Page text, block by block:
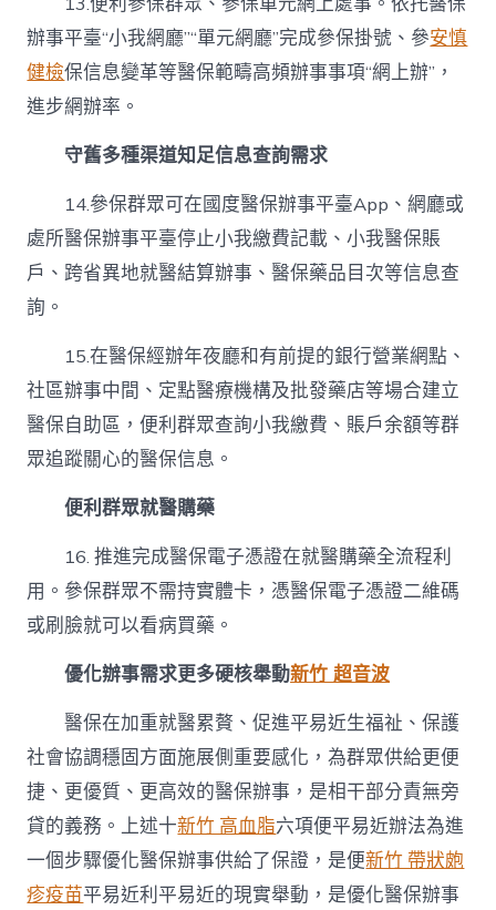
辦事平臺“小我網廳”“單元網廳”完成參保掛號、參安慎
健檢保信息變革等醫保範疇高頻辦事事項“網上辦”，
進步網辦率。
守舊多種渠道知足信息查詢需求
14.參保群眾可在國度醫保辦事平臺App、網廳或
處所醫保辦事平臺停止小我繳費記載、小我醫保賬
戶、跨省異地就醫結算辦事、醫保藥品目次等信息查
詢。
15.在醫保經辦年夜廳和有前提的銀行營業網點、
社區辦事中間、定點醫療機構及批發藥店等場合建立
醫保自助區，便利群眾查詢小我繳費、賬戶余額等群
眾追蹤關心的醫保信息。
便利群眾就醫購藥
16. 推進完成醫保電子憑證在就醫購藥全流程利
用。參保群眾不需持實體卡，憑醫保電子憑證二維碼
或刷臉就可以看病買藥。
優化辦事需求更多硬核舉動新竹 超音波
醫保在加重就醫累贅、促進平易近生福祉、保護
社會協調穩固方面施展側重要感化，為群眾供給更便
捷、更優質、更高效的醫保辦事，是相干部分責無旁
貸的義務。上述十新竹 高血脂六項便平易近辦法為進
一個步驟優化醫保辦事供給了保證，是便新竹 帶狀皰
疹疫苗平易近利平易近的現實舉動，是優化醫保辦事